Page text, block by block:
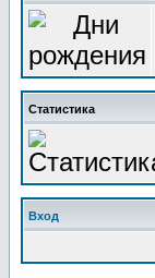
Статистика
Вход